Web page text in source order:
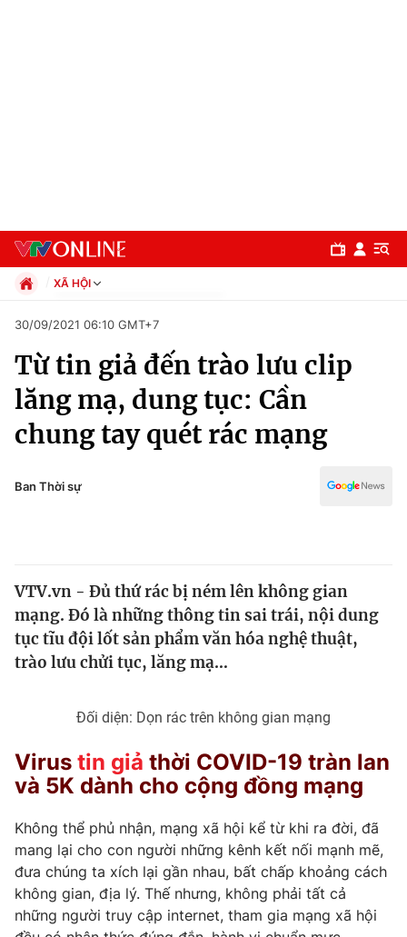
Chuyên mục
Chính trị
Thế giới
Tin tức
Thị trường
Góc doanh nghiệp
Dữ liệu và đời sống
Truyền hình
Phim VTV
Hậu trường
Nhân vật
Khán giả
Giải trí
Điện ảnh
Âm nhạc
Đời sống
Du lịch
XÃ HỘI
Xã hội
Pháp luật
Kinh tế
Thể thao
Truyền hình
Văn hóa - Giải trí
Đời sống
30/09/2021 06:10 GMT+7
Từ tin giả đến trào lưu clip
lăng mạ, dung tục: Cần
chung tay quét rác mạng
Ban Thời sự
VTV.vn - Đủ thứ rác bị ném lên không gian
mạng. Đó là những thông tin sai trái, nội dung
tục tĩu đội lốt sản phẩm văn hóa nghệ thuật,
trào lưu chửi tục, lăng mạ…
Đối diện: Dọn rác trên không gian mạng
Virus tin giả thời COVID-19 tràn lan
và 5K dành cho cộng đồng mạng
Không thể phủ nhận, mạng xã hội kể từ khi ra đời, đã
mang lại cho con người những kênh kết nối mạnh mẽ,
đưa chúng ta xích lại gần nhau, bất chấp khoảng cách
không gian, địa lý. Thế nhưng, không phải tất cả
những người truy cập internet, tham gia mạng xã hội